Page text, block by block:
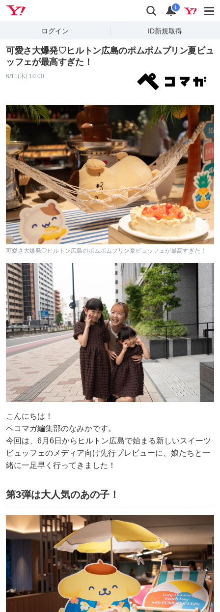
検索 通知
i
ログイン ID新規取得
可愛さ大爆発♡ヒルトン広島のポムポムプリン夏ビュ
ッフェが最高すぎた！
6/11(木) 10:00
可愛さ大爆発♡ヒルトン広島のポムポムプリン夏ビュッフェが最高すぎた！
こんにちは！
ペコマガ編集部のなみかです。
今回は、6月6日からヒルトン広島で始まる新しいスイーツ
ビュッフェのメディア向け先行プレビューに、娘たちと一
緒に一足早く行ってきました！
第3弾は大人気のあの子！